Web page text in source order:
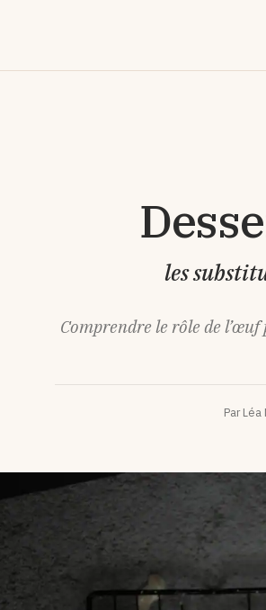
les
Comprendre le rôle de
Par